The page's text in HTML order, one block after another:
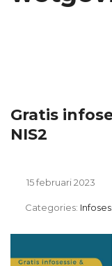
Gratis
NIS2
15 februari 2023
Categories: